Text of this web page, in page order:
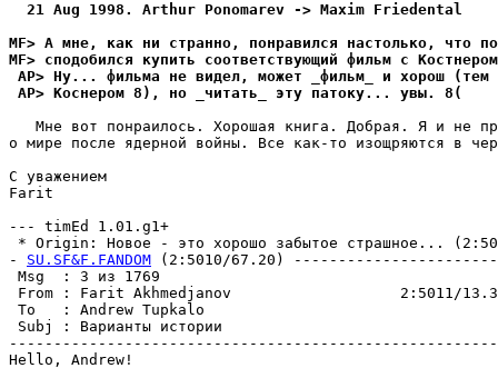
  21 Aug 1998. Arthur Ponomarev -> Maxim Friedental
MF> А мне, как ни странно, понравился настолько, что
MF> сподобился купить соответствующий фильм с
AP> Hу... фильма не видел, может _фильм_ и хорош (тем
AP> Коснером 8), но _читать_ эту патоку... увы. 8(
Мне вот понpаилось. Хоpошая книга. Добpая. Я и не
о мире после ядеpной войны. Все как-то изощpяются в
С уважением
Farit
--- timEd 1.01.g1+
* Origin: Новое - это хорошо забытое стpашное...
- SU.SF&F.FANDOM (2:5010/67.20)
Msg  : 3 из
From : Farit Akhmedjanov                   2:5011/
To   : Andrew Tupkalo
Subj : Варианты
Hello, Andrew!